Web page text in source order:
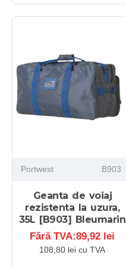
Portwest B903
Geanta de voiaj
rezistenta la uzura,
35L [B903] Bleumarin
Fără TVA:89,92 lei
108,80 lei cu TVA